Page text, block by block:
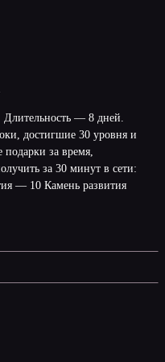
— 8 дней.
достигшие 30 уровня и
за время,
за 30 минут в сети:
— 10 Камень развития